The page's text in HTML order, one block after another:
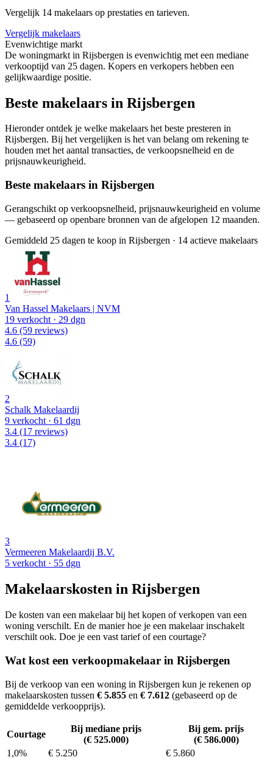
Vergelijk 14 makelaars op prestaties en tarieven.
Vergelijk makelaars
Evenwichtige markt
De woningmarkt in Rijsbergen is evenwichtig met een mediane
verkooptijd van 25 dagen. Kopers en verkopers hebben een
gelijkwaardige positie.
Beste makelaars in Rijsbergen
Hieronder ontdek je welke makelaars het beste presteren in
Rijsbergen. Bij het vergelijken is het van belang om rekening te
houden met het aantal transacties, de verkoopsnelheid en de
prijsnauwkeurigheid.
Beste makelaars in Rijsbergen
Gerangschikt op verkoopsnelheid, prijsnauwkeurigheid en volume
— gebaseerd op openbare bronnen van de afgelopen 12 maanden.
Gemiddeld 25 dagen te koop in Rijsbergen · 14 actieve makelaars
1
Van Hassel Makelaars | NVM
19 verkocht · 29 dgn
4.6 (59 reviews)
4.6 (59)
2
Schalk Makelaardij
9 verkocht · 61 dgn
3.4 (17 reviews)
3.4 (17)
3
Vermeeren Makelaardij B.V.
5 verkocht· 55 dgn
Makelaarskosten in Rijsbergen
De kosten van een makelaar bij het kopen of verkopen van een
woning verschilt. En de manier hoe je een makelaar inschakelt
verschilt ook. Doe je een vast tarief of een courtage?
Wat kost een verkoopmakelaar in Rijsbergen
Bij de verkoop van een woning in Rijsbergen kun je rekenen op
makelaarskosten tussen € 5.855 en € 7.612 (gebaseerd op de
gemiddelde verkoopprijs).
Courtage
Bij mediane prijs
(€ 525.000)
Bij gem. prijs
(€ 586.000)
1,0%
€ 5.250
€ 5.860